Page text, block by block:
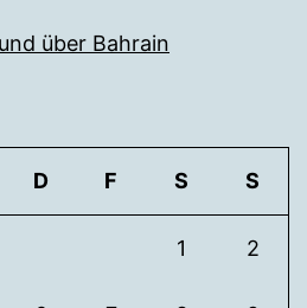
über Bahrain
D F S S
1 2